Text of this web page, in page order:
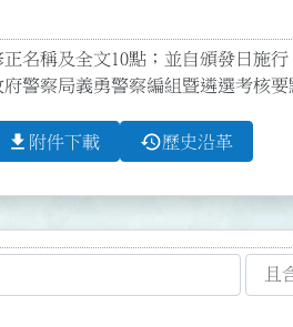
名稱及全文10點；並自頒發日施行
警察局義勇警察編組暨遴選考核要
file_download 附件下載 history歷史沿革